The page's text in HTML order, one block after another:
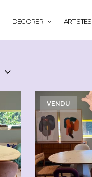
DECORER ARTISTES
VENDU